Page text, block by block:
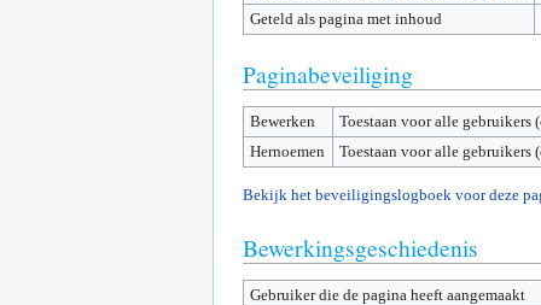
Geteld als pagina met inhoud
Paginabeveiliging
Bewerken
Toestaan voor alle gebruikers
Hernoemen
Toestaan voor alle gebruikers
Bekijk het beveiligingslogboek voor deze
Bewerkingsgeschiedenis
Gebruiker die de pagina heeft aangemaakt